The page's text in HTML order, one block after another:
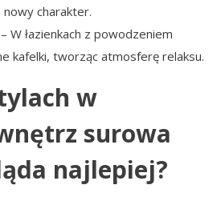
nowy charakter.
– W łazienkach z powodzeniem
kafelki, tworząc atmosferę relaksu.
w
surowa
najlepiej?